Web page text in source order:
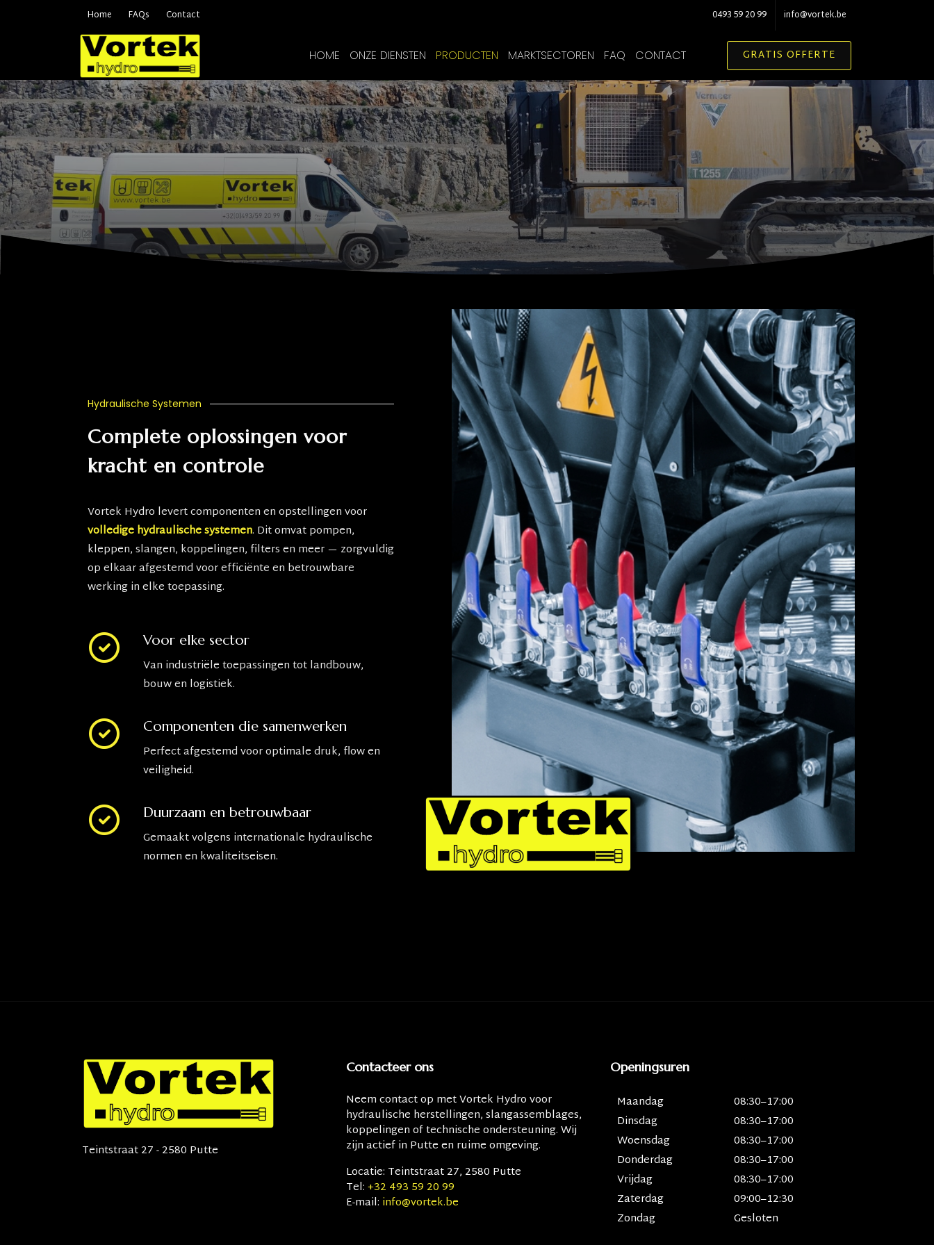
Home FAQs Contact 0493 59 20 99 info@vortek.be
GRATIS OFFERTE
HOME ONZE DIENSTEN PRODUCTEN MARKTSECTOREN FAQ CONTACT
Hydraulische Systemen
Complete oplossingen voor
kracht en controle
Vortek Hydro levert componenten en opstellingen voor
volledige hydraulische systemen. Dit omvat pompen,
kleppen, slangen, koppelingen, filters en meer — zorgvuldig
op elkaar afgestemd voor efficiënte en betrouwbare
werking in elke toepassing.
Voor elke sector
Van industriële toepassingen tot landbouw,
bouw en logistiek.
Componenten die samenwerken
Perfect afgestemd voor optimale druk, flow en
veiligheid.
Duurzaam en betrouwbaar
Gemaakt volgens internationale hydraulische
normen en kwaliteitseisen.
Teintstraat 27 - 2580 Putte
Contacteer ons
Neem contact op metVortek Hydrovoor
hydraulische herstellingen, slangassemblages,
koppelingen of technische ondersteuning. Wij
zijn actief in Putte en ruime omgeving.
Locatie: Teintstraat 27, 2580 Putte
Tel:+32 493 59 20 99
E-mail: info@vortek.be
Openingsuren
Maandag
08:30–17:00
Dinsdag
08:30–17:00
Woensdag
08:30–17:00
Donderdag
08:30–17:00
Vrijdag
08:30–17:00
Zaterdag
09:00–12:30
Zondag
Gesloten